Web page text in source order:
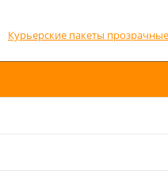
Курьерские пакеты прозрачные